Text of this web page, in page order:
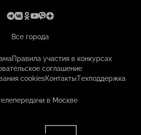
Все города
Правила участия в конкурсах
соглашение
cookiesКонтактыТехподдержка
в Москве